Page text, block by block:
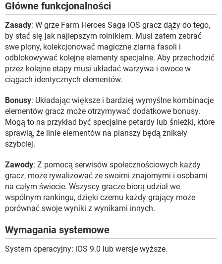
Główne funkcjonalności
Zasady: W grze Farm Heroes Saga iOS gracz dąży do tego,
by stać się jak najlepszym rolnikiem. Musi zatem zebrać
swe plony, kolekcjonować magiczne ziarna fasoli i
odblokowywać kolejne elementy specjalne. Aby przechodzić
przez kolejne etapy musi układać warzywa i owoce w
ciągach identycznych elementów.
Bonusy: Układając większe i bardziej wymyślne kombinacje
elementów gracz może otrzymywać dodatkowe bonusy.
Mogą to na przykład być specjalne petardy lub śnieżki, które
sprawią, że linie elementów na planszy będą znikały
szybciej.
Zawody: Z pomocą serwisów społecznościowych każdy
gracz, może rywalizować ze swoimi znajomymi i osobami
na całym świecie. Wszyscy gracze biorą udział we
wspólnym rankingu, dzięki czemu każdy grający może
porównać swoje wyniki z wynikami innych.
Wymagania systemowe
System operacyjny: iOS 9.0 lub wersje wyższe.